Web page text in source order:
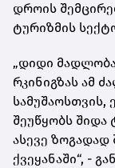
დროის
ტურიზმის
„დიდი
რკინიგზას ამ
სამუშაოსთვის,
შეუწყობს
ასევე ზოგადად
ქვეყანაში“, -